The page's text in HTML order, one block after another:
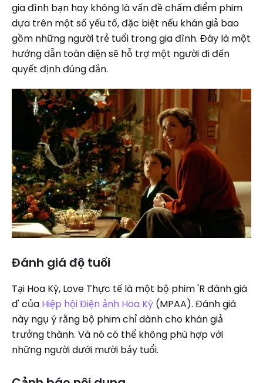
gia đình bạn hay không là vấn đề chấm điểm phim
dựa trên một số yếu tố, đặc biệt nếu khán giả bao
gồm những người trẻ tuổi trong gia đình. Đây là một
hướng dẫn toàn diện sẽ hỗ trợ một người đi đến
quyết định đúng đắn.
Đánh giá độ tuổi
Tại Hoa Kỳ, Love Thực tế là một bộ phim 'R đánh giá
d' của Hiệp hội Điện ảnh Hoa Kỳ (MPAA). Đánh giá
này ngụ ý rằng bộ phim chỉ dành cho khán giả
trưởng thành. Và nó có thể không phù hợp với
những người dưới mười bảy tuổi.